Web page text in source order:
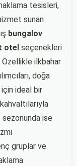
tesisleri,
sunan
bungalov
otel seçenekleri
ilkbahar
doğa
ideal bir
ise
gruplar ve